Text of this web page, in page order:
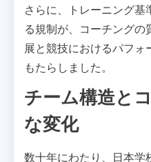
さらに、トレーニング基
る規制が、コーチングの
展と競技におけるパフォ
もたらしました。
チーム構造と
な変化
数十年にわたり、日本学